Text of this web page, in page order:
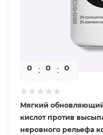
0 0 0
Мягкий
кислот против
неровного рельефа